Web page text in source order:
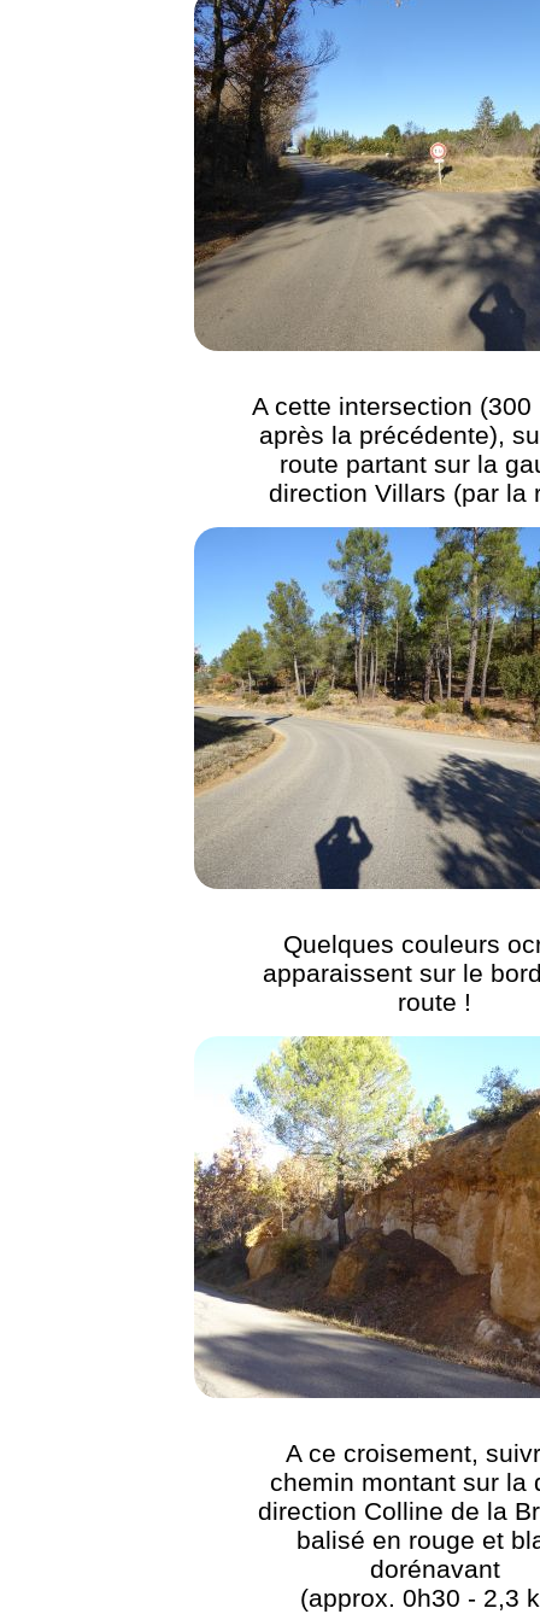
A cette intersection (300
après la précédente),
route partant sur la
direction Villars (par la
Quelques couleurs
apparaissent sur le
route !
A ce croisement,
chemin montant sur la
direction Colline de la
balisé en rouge et
dorénavant
(approx. 0h30 - 2,3